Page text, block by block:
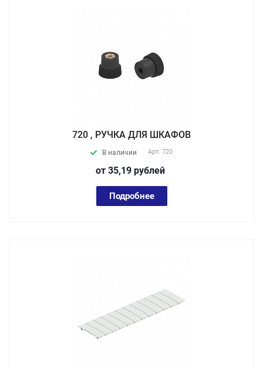
720 , РУЧКА ДЛЯ ШКАФОВ
В наличии Арт. 720
от 35,19 рублей
Подробнее